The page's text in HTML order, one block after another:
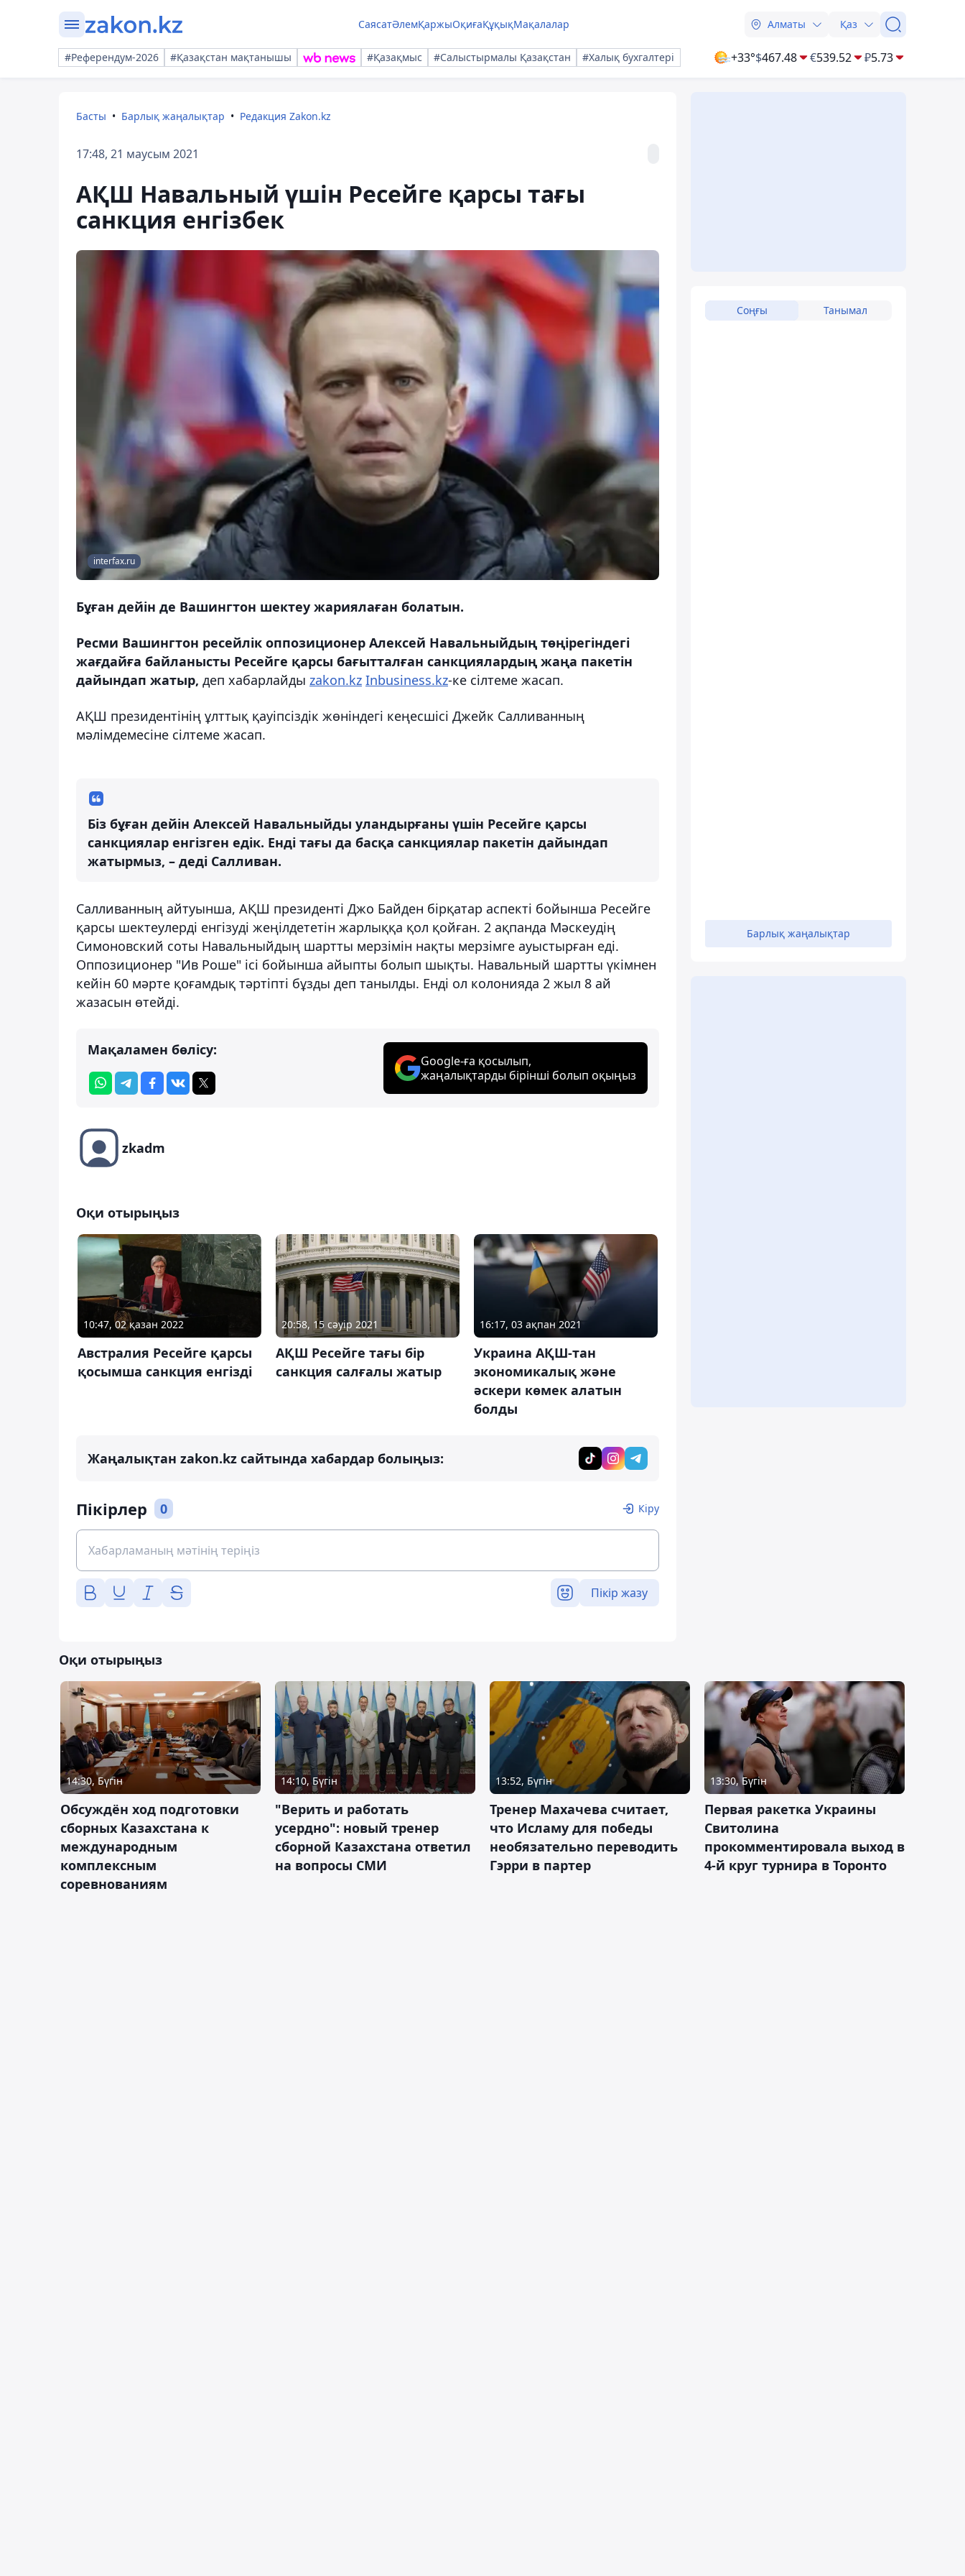
СаясатӘлемҚаржыОқиғаҚұқықМақалалар Алматы Қаз
#Референдум-2026 #Қазақстан мақтанышы #Қазақмыс #Салыстырмалы Қазақстан #Халық бухгалтері +33°$467.48 €539.52 ₽5.73
Басты Барлық жаңалықтар Редакция Zakon.kz
17:48, 21 маусым 2021
АҚШ Навальный үшін Ресейге қарсы тағы
санкция енгізбек
interfax.ru
Бұған дейін де Вашингтон шектеу жариялаған болатын.
Ресми Вашингтон ресейлік оппозиционер Алексей Навальныйдың төңірегіндегі
жағдайға байланысты Ресейге қарсы бағытталған санкциялардың жаңа пакетін
дайындап жатыр, деп хабарлайды zakon.kz Inbusiness.kz-ке сілтеме жасап.
АҚШ президентінің ұлттық қауіпсіздік жөніндегі кеңесшісі Джейк Салливанның
мәлімдемесіне сілтеме жасап.
Біз бұған дейін Алексей Навальныйды уландырғаны үшін Ресейге қарсы
санкциялар енгізген едік. Енді тағы да басқа санкциялар пакетін дайындап
жатырмыз, – деді Салливан.
Салливанның айтуынша, АҚШ президенті Джо Байден бірқатар аспекті бойынша Ресейге
қарсы шектеулерді енгізуді жеңілдететін жарлыққа қол қойған. 2 ақпанда Мәскеудің
Симоновский соты Навальныйдың шартты мерзімін нақты мерзімге ауыстырған еді.
Оппозиционер "Ив Роше" ісі бойынша айыпты болып шықты. Навальный шартты үкімнен
кейін 60 мәрте қоғамдық тәртіпті бұзды деп танылды. Енді ол колонияда 2 жыл 8 ай
жазасын өтейді.
Мақаламен бөлісу:
Google-ға қосылып,
жаңалықтарды бірінші болып оқыңыз
zkadm
Оқи отырыңыз
10:47, 02 қазан 2022
Австралия Ресейге қарсы
қосымша санкция енгізді
20:58, 15 сәуір 2021
АҚШ Ресейге тағы бір
санкция салғалы жатыр
16:17, 03 ақпан 2021
Украина АҚШ-тан
экономикалық және
әскери көмек алатын
болды
Жаңалықтан zakon.kz сайтында хабардар болыңыз:
Пікірлер 0 Кіру
Пікір жазу
Соңғы Танымал
Барлық жаңалықтар
Оқи отырыңыз
14:30, Бүгін
Обсуждён ход подготовки
сборных Казахстана к
международным
комплексным
соревнованиям
14:10, Бүгін
"Верить и работать
усердно": новый тренер
сборной Казахстана ответил
на вопросы СМИ
13:52, Бүгін
Тренер Махачева считает,
что Исламу для победы
необязательно переводить
Гэрри в партер
13:30, Бүгін
Первая ракетка Украины
Свитолина
прокомментировала выход в
4-й круг турнира в Торонто